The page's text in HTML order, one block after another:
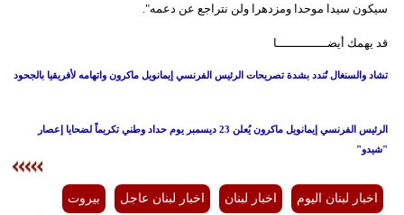
سيكون سيدا موحدا ومزدهرا ولن نتراجع عن دعمه".
قد يهمك أيضــــــــــــــا
تشاد والسنغال تُندد بشدة تصريحات الرئيس الفرنسي إيمانويل ماكرون واتهامه لأفريقيا بالجحود
الرئيس الفرنسي إيمانويل ماكرون يُعلن 23 ديسمبر يوم حداد وطني تكريماً لضحايا إعصار
"شيدو"
اخبار لبنان اليوم اخبار لبنان اخبار لبنان عاجل بيروت